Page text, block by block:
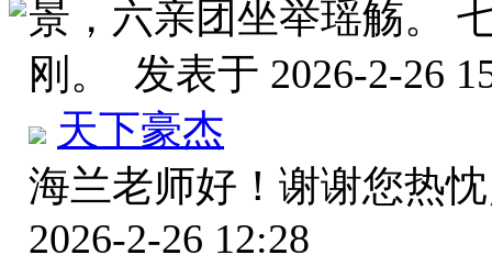
景，六亲团坐举瑶觞。
刚。 发表于 2026-2-26
天下豪杰
海兰老师好！谢谢您热
2026-2-26 12:28